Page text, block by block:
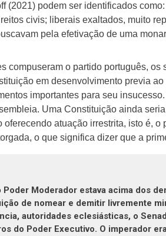
(2021) podem ser identificados
civis; liberais exaltados, muito
pela efetivação de uma
compuseram o partido português,
em desenvolvimento previa
importantes para seu
Uma Constituição ainda
oferecendo atuação irrestrita, isto é,
o que significa dizer que a
Moderador estava acima dos
de nomear e demitir livremente
autoridades eclesiásticas, o
do Poder Executivo. O imperador